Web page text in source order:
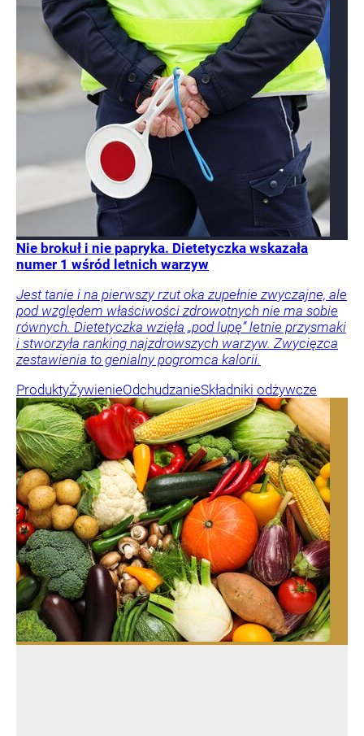
Nie brokuł i nie papryka. Dietetyczka wskazała
numer 1 wśród letnich warzyw
Jest tanie i na pierwszy rzut oka zupełnie zwyczajne, ale
pod względem właściwości zdrowotnych nie ma sobie
równych. Dietetyczka wzięła „pod lupę” letnie przysmaki
i stworzyła ranking najzdrowszych warzyw. Zwycięzca
zestawienia to genialny pogromca kalorii.
ProduktyŻywienieOdchudzanieSkładniki odżywcze